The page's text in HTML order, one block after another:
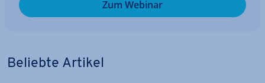
Zum Webinar
Beliebte Artikel